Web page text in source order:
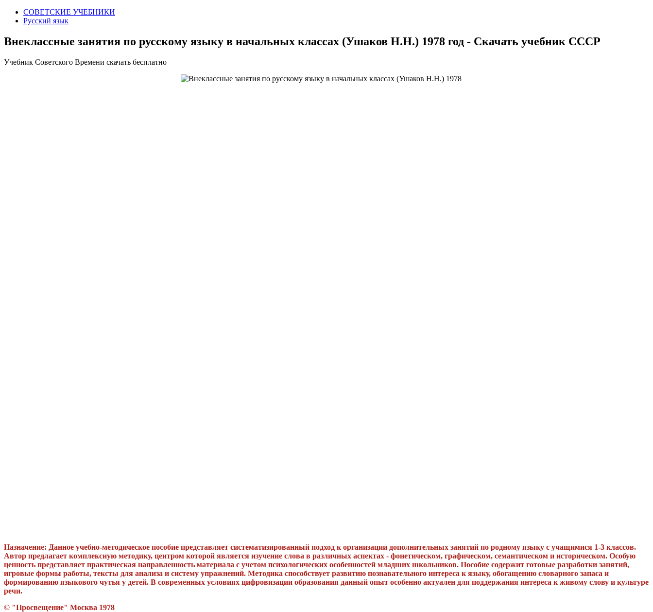
СОВЕТСКИЕ УЧЕБНИКИ
Русский язык
Внеклассные занятия по русскому языку в начальных классах (Ушаков Н.Н.) 1978 год - Скачать учебник СССР
Учебник Советского Времени скачать бесплатно
Назначение: Данное учебно-методическое пособие представляет систематизированный подход к организации дополнительных занятий по родному языку с учащимися 1-3 классов.
Автор предлагает комплексную методику, центром которой является изучение слова в различных аспектах - фонетическом, графическом, семантическом и историческом. Особую
ценность представляет практическая направленность материала с учетом психологических особенностей младших школьников. Пособие содержит готовые разработки занятий,
игровые формы работы, тексты для анализа и систему упражнений. Методика способствует развитию познавательного интереса к языку, обогащению словарного запаса и
формированию языкового чутья у детей. В современных условиях цифровизации образования данный опыт особенно актуален для поддержания интереса к живому слову и культуре
речи.
© "Просвещение" Москва 1978